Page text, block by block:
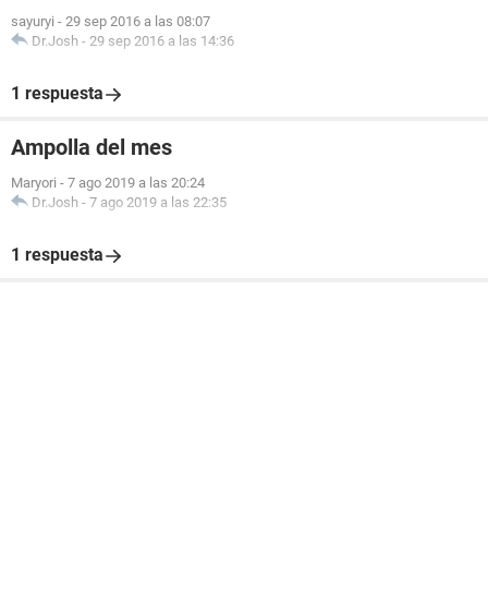
sayuryi - 29 sep 2016 a las 08:07
Dr.Josh - 29 sep 2016 a las 14:36
1 respuesta
Ampolla del mes
Maryori - 7 ago 2019 a las 20:24
Dr.Josh - 7 ago 2019 a las 22:35
1 respuesta